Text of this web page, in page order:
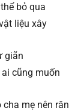
bỏ qua
liệu xây
giãn
cũng muốn
mẹ nên răn